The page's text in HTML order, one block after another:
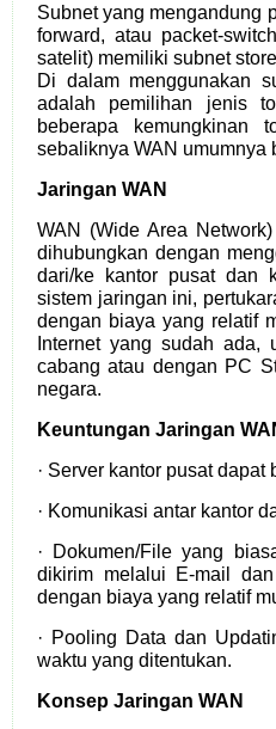
Subnet yang mengandung
forward, atau packet-
satelit) memiliki subnet
Di dalam menggunakan
adalah pemilihan jenis
beberapa kemungkinan
sebaliknya WAN umumnya
Jaringan WAN
WAN (Wide Area
dihubungkan dengan
dari/ke kantor pusat dan
sistem jaringan ini,
dengan biaya yang relatif
Internet yang sudah ada,
cabang atau dengan PC
negara.
Keuntungan Jaringan
· Server kantor pusat
· Komunikasi antar kantor
· Dokumen/File yang
dikirim melalui E-mail
dengan biaya yang relatif
· Pooling Data dan
waktu yang ditentukan.
Konsep Jaringan WAN